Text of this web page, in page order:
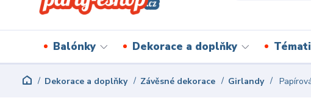
Balónky Dekorace a doplňky
Dekorace a doplňky Závěsné dekorace Girlandy